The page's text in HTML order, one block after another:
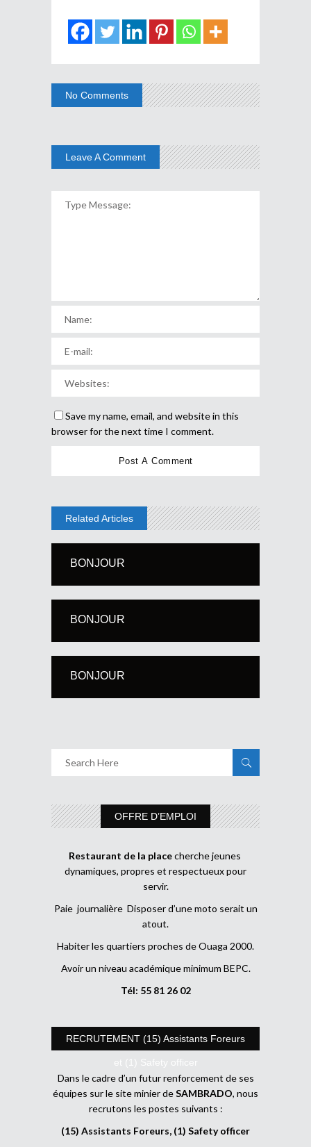
No Comments
Leave A Comment
Save my name, email, and website in this
browser for the next time I comment.
Related Articles
BONJOUR
BONJOUR
BONJOUR
OFFRE D’EMPLOI
Restaurant de la placecherche jeunes
dynamiques, propres et respectueux pour
servir.
Paie journalière Disposer d’une moto serait un
atout.
Habiter les quartiers proches de Ouaga 2000.
Avoir un niveau académique minimum BEPC.
Tél: 55 81 26 02
RECRUTEMENT (15) Assistants Foreurs
et (1) Safety officer
Dans le cadre d’un futur renforcement de ses
équipes sur le site minier deSAMBRADO, nous
recrutons les postes suivants :
(15) Assistants Foreurs, (1) Safety officer